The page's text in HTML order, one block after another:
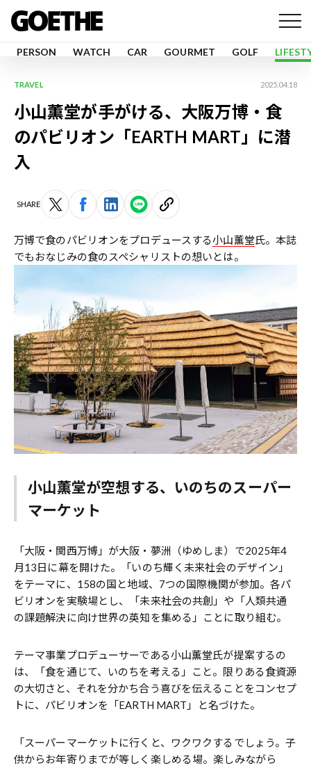
PERSON WATCH CAR GOURMET GOLF
TRAVEL 2025.04.18
⼩⼭薫堂が手がける、大阪万博・食
のパビリオン「EARTH MART」に潜
入
SHARE
万博で食のパビリオンをプロデュースする小山薫堂氏。本誌
でもおなじみの食のスペシャリストの想いとは――。
小山薫堂が空想する、いのちのスーパー
マーケット
「大阪・関西万博」が大阪・夢洲（ゆめしま）で2025年4
月13日に幕を開けた。「いのち輝く未来社会のデザイン」
をテーマに、158の国と地域、7つの国際機関が参加。各パ
ビリオンを実験場とし、「未来社会の共創」や「人類共通
の課題解決に向け世界の英知を集める」ことに取り組む。
テーマ事業プロデューサーである小山薫堂氏が提案するの
は、「食を通じて、いのちを考える」こと。限りある食資源
の大切さと、それを分かち合う喜びを伝えることをコンセプ
トに、パビリオンを「EARTH MART」と名づけた。
「スーパーマーケットに行くと、ワクワクするでしょう。子
供からお年寄りまでが等しく楽しめる場。楽しみながら